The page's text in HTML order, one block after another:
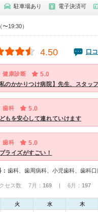
駐車場あり 電子決済可
〜19:30）
4.50 口
健康診断 5.0
私のかかりつけ病院】先生、スタッ
歯科 5.0
もを安心して連れていけます
歯科 5.0
ライズがすごい！
歯科、歯周病科、小児歯科、歯科
セス数 7月： 169 | 6月： 197 |
火 水 木